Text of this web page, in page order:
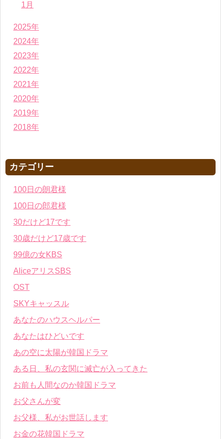
1月
2025年
2024年
2023年
2022年
2021年
2020年
2019年
2018年
カテゴリー
100日の朗君様
100日の郎君様
30だけど17です
30歳だけど17歳です
99億の女KBS
AliceアリスSBS
OST
SKYキャッスル
あなたのハウスヘルパー
あなたはひどいです
あの空に太陽が韓国ドラマ
ある日、私の玄関に滅亡が入ってきた
お前も人間なのか韓国ドラマ
お父さんが変
お父様、私がお世話します
お金の花韓国ドラマ